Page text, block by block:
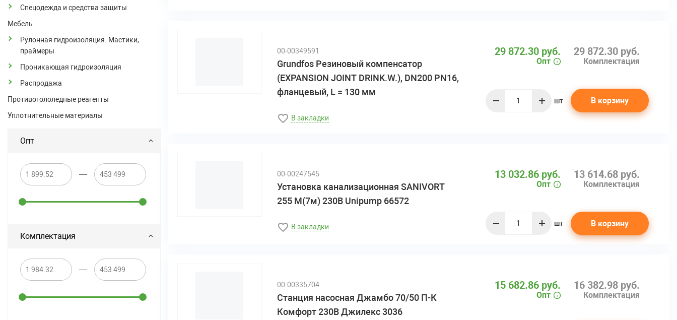
Спецодежда и средства защиты
Мебель
Рулонная гидроизоляция. Мастики,
праймеры
Проникающая гидроизоляция
Распродажа
Противогололедные реагенты
Уплотнительные материалы
Опт
—
Комплектация
—
00-00349591
Grundfos Резиновый компенсатор
(EXPANSION JOINT DRINK.W.), DN200 PN16,
фланцевый, L = 130 мм
В закладки
29 872.30 руб.
Комплектация
29 872.30 руб.
Опт
шт В корзину
00-00247545
Установка канализационная SANIVORT
255 М(7м) 230В Unipump 66572
В закладки
13 614.68 руб.
Комплектация
13 032.86 руб.
Опт
шт В корзину
00-00335704
Станция насосная Джамбо 70/50 П-К
Комфорт 230В Джилекс 3036
16 382.98 руб.
Комплектация
15 682.86 руб.
Опт